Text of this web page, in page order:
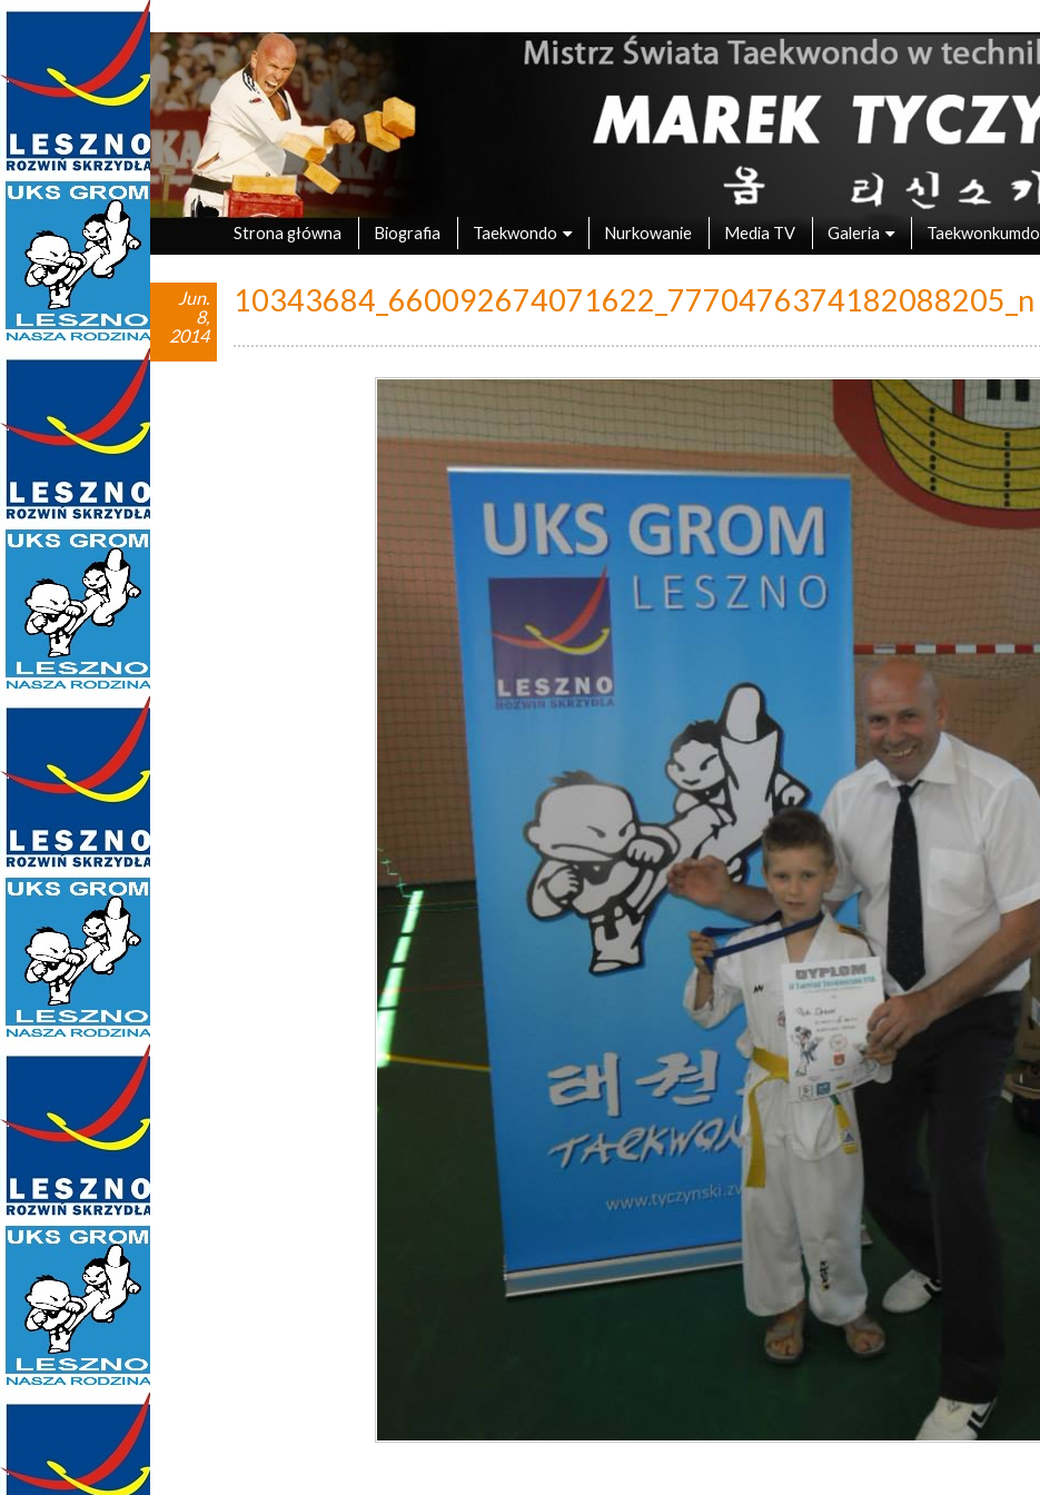
Marek Tyczyński – Mistrz Świata w Taekwondo
oficjalna strona UKS Grom Leszno
Strona główna Biografia Taekwondo Nurkowanie Media TV Galeria Taekwonkumdo
10343684_660092674071622_7770476374182088205_n
Jun.
8,
2014